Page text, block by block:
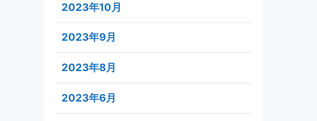
2023年10月
2023年9月
2023年8月
2023年6月